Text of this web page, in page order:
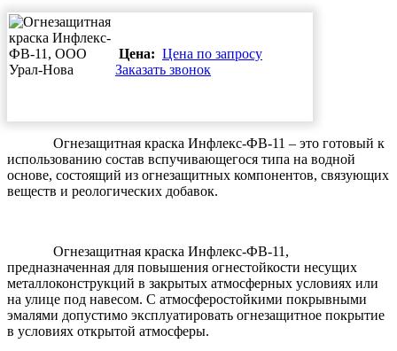
Цена: Цена по запросу
Заказать звонок
Огнезащитная краска Инфлекс-ФВ-11 – это готовый к
использованию состав вспучивающегося типа на водной
основе, состоящий из огнезащитных компонентов, связующих
веществ и реологических добавок.
Огнезащитная краска Инфлекс-ФВ-11,
предназначенная для повышения огнестойкости несущих
металлоконструкций в закрытых атмосферных условиях или
на улице под навесом. С атмосферостойкими покрывными
эмалями допустимо эксплуатировать огнезащитное покрытие
в условиях открытой атмосферы.